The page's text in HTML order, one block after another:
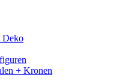
Deko
+ Kronen